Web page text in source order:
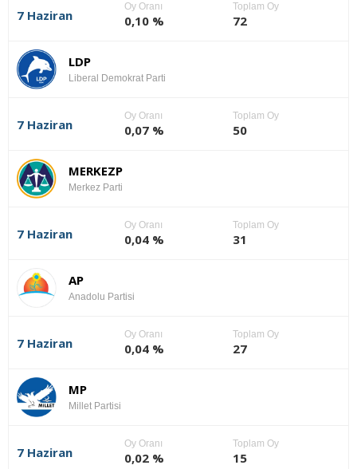
7 Haziran
Oy Oranı
0,10 %
Toplam Oy
72
LDP
Liberal Demokrat Parti
7 Haziran
Oy Oranı
0,07 %
Toplam Oy
50
MERKEZP
Merkez Parti
7 Haziran
Oy Oranı
0,04 %
Toplam Oy
31
AP
Anadolu Partisi
7 Haziran
Oy Oranı
0,04 %
Toplam Oy
27
MP
Millet Partisi
7 Haziran
Oy Oranı
0,02 %
Toplam Oy
15